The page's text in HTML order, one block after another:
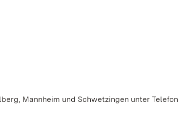
Mannheim und Schwetzingen unter Telefon